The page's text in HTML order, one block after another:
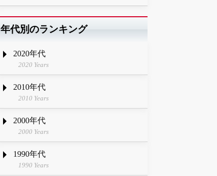
年代別のランキング
2020年代
2020 Years
2010年代
2010 Years
2000年代
2000 Years
1990年代
1990 Years